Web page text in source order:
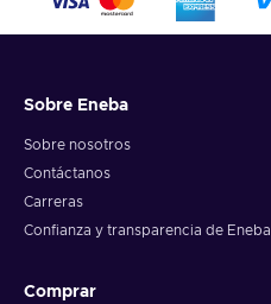
Sobre Eneba
Sobre nosotros
Contáctanos
Carreras
Confianza y transparencia de Eneba
Comprar